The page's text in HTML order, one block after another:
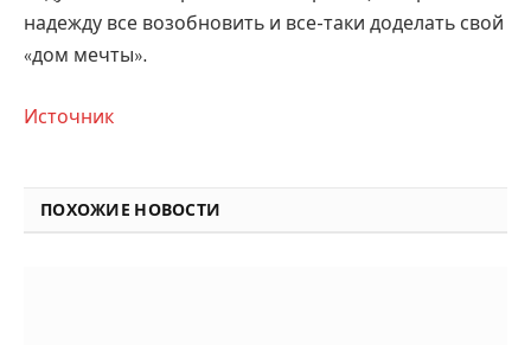
надежду все возобновить и все-таки доделать свой
«дом мечты».
Источник
ПОХОЖИЕ НОВОСТИ